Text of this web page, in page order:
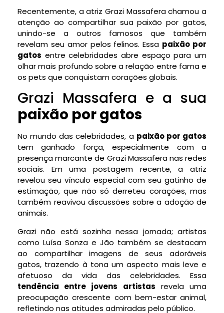
Recentemente, a atriz Grazi Massafera chamou a
atenção ao compartilhar sua paixão por gatos,
unindo-se a outros famosos que também
revelam seu amor pelos felinos. Essa paixão por
gatos entre celebridades abre espaço para um
olhar mais profundo sobre a relação entre fama e
os pets que conquistam corações globais.
Grazi Massafera e a sua
paixão por gatos
No mundo das celebridades, a paixão por gatos
tem ganhado força, especialmente com a
presença marcante de Grazi Massafera nas redes
sociais. Em uma postagem recente, a atriz
revelou seu vínculo especial com seu gatinho de
estimação, que não só derreteu corações, mas
também reavivou discussões sobre a adoção de
animais.
Grazi não está sozinha nessa jornada; artistas
como Luísa Sonza e Jão também se destacam
ao compartilhar imagens de seus adoráveis
gatos, trazendo à tona um aspecto mais leve e
afetuoso da vida das celebridades. Essa
tendência entre jovens artistas revela uma
preocupação crescente com bem-estar animal,
refletindo nas atitudes admiradas pelo público.